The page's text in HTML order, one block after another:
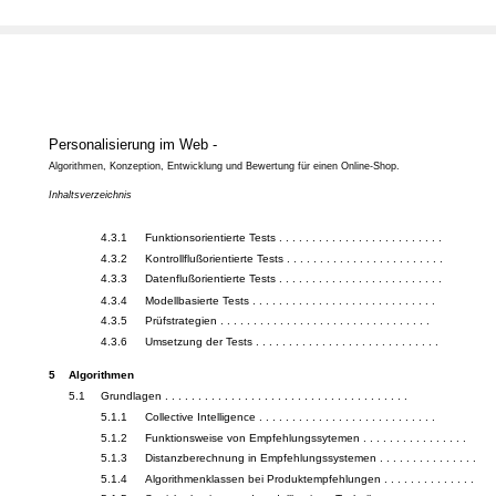
Personalisierung im Web -
Algorithmen, Konzeption, Entwicklung und Bewertung für einen Online-Shop.
Inhaltsverzeichnis
4.3.1 Funktionsorientierte Tests . . . . . . . . . . . . . . . . . . . . . . . . .
4.3.2
Kontrollflußorientierte Tests . . . . . . . . . . . . . . . . . . . . . . . .
4.3.3
Datenflußorientierte Tests . . . . . . . . . . . . . . . . . . . . . . . . .
4.3.4
Modellbasierte Tests . . . . . . . . . . . . . . . . . . . . . . . . . . . .
4.3.5
Prüfstrategien . . . . . . . . . . . . . . . . . . . . . . . . . . . . . . . .
4.3.6
Umsetzung der Tests . . . . . . . . . . . . . . . . . . . . . . . . . . . .
5 Algorithmen
5.1
Grundlagen . . . . . . . . . . . . . . . . . . . . . . . . . . . . . . . . . . . . .
5.1.1
Collective Intelligence . . . . . . . . . . . . . . . . . . . . . . . . . . .
5.1.2
Funktionsweise von Empfehlungssytemen . . . . . . . . . . . . . . . .
5.1.3
Distanzberechnung in Empfehlungssystemen . . . . . . . . . . . . . . .
5.1.4
Algorithmenklassen bei Produktempfehlungen . . . . . . . . . . . . . .